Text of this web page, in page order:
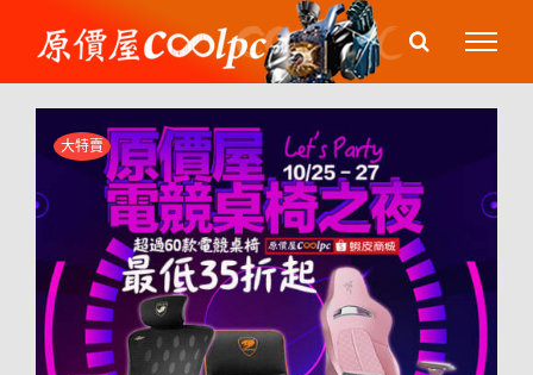
content
大特賣